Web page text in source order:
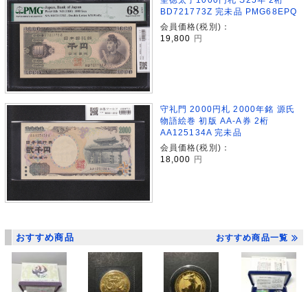
BD721773Z 完未品 PMG68EPQ
会員価格(税別)：
19,800
円
守礼門 2000円札 2000年銘 源氏
物語絵巻 初版 AA-A券 2桁
AA125134A 完未品
会員価格(税別)：
18,000
円
おすすめ商品 おすすめ商品一覧